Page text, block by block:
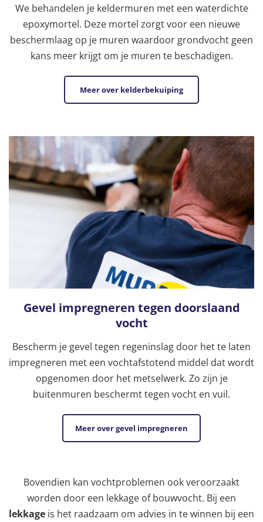
We behandelen je keldermuren met een waterdichte
epoxymortel. Deze mortel zorgt voor een nieuwe
beschermlaag op je muren waardoor grondvocht geen
kans meer krijgt om je muren te beschadigen.
Meer over kelderbekuiping
Gevel impregneren tegen doorslaand
vocht
Bescherm je gevel tegen regeninslag door het te laten
impregneren met een vochtafstotend middel dat wordt
opgenomen door het metselwerk. Zo zijn je
buitenmuren beschermt tegen vocht en vuil.
Meer over gevel impregneren
Bovendien kan vochtproblemen ook veroorzaakt
worden door een lekkage of bouwvocht. Bij een
lekkage is het raadzaam om advies in te winnen bij een